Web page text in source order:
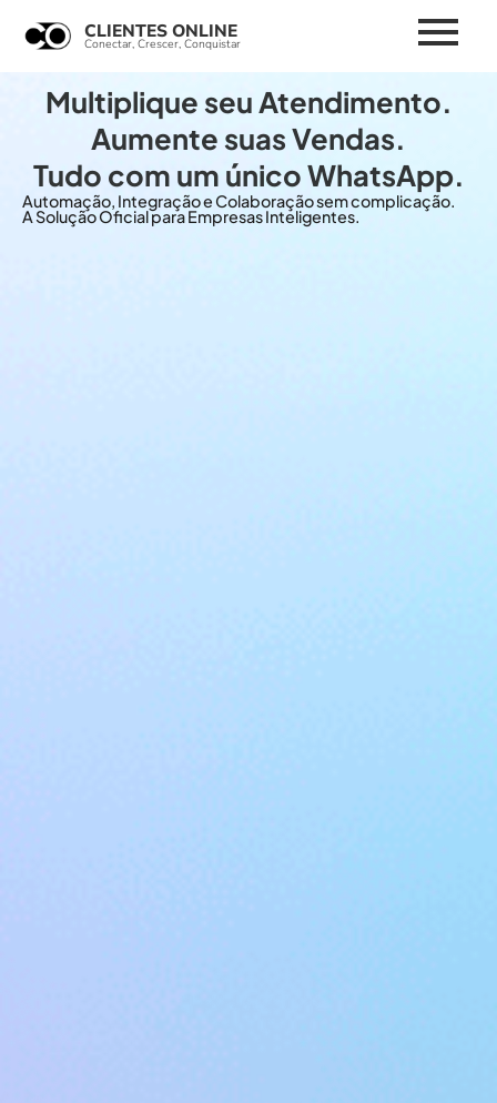
Conversar com a empresa pelo app
CLIENTES ONLINE
Conectar, Crescer, Conquistar
Multiplique seu Atendimento.
Aumente suas Vendas.
Tudo com um único WhatsApp.
Automação, Integração e Colaboração sem complicação.
A Solução Oficial para Empresas Inteligentes.